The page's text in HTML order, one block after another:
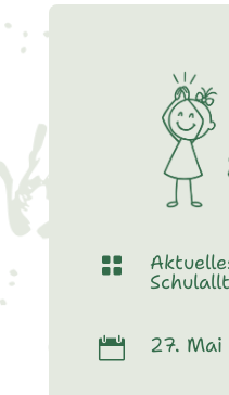

 27.